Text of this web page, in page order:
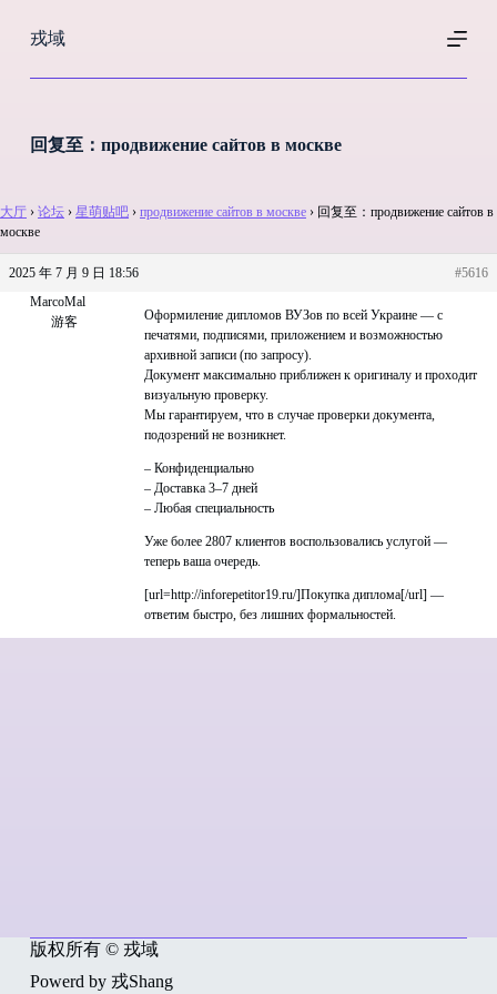
过
戎域
回复至：продвижение сайтов в москве
大厅 › 论坛 › 星萌贴吧 › продвижение сайтов в москве › 回复至：продвижение сайтов в
москве
2025 年 7 月 9 日 18:56
#5616
MarcoMal
游客
Оформиление дипломов ВУЗов по всей Украине — с
печатями, подписями, приложением и возможностью
архивной записи (по запросу).
Документ максимально приближен к оригиналу и проходит
визуальную проверку.
Мы гарантируем, что в случае проверки документа,
подозрений не возникнет.
– Конфиденциально
– Доставка 3–7 дней
– Любая специальность
Уже более 2807 клиентов воспользовались услугой —
теперь ваша очередь.
[url=http://inforepetitor19.ru/]Покупка диплома[/url] —
ответим быстро, без лишних формальностей.
版权所有 © 戎域
Powerd by 戎Shang